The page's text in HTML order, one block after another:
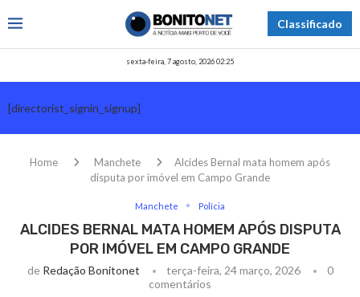
Classificado
sexta-feira, 7 agosto, 2026 02:25
[directorist_signin_signup]
Home Manchete
Alcides Bernal mata homem após
disputa por imóvel em Campo Grande
Manchete Polícia
ALCIDES BERNAL MATA HOMEM APÓS DISPUTA
POR IMÓVEL EM CAMPO GRANDE
de Redação Bonitonet terça-feira, 24 março, 2026
0
comentários